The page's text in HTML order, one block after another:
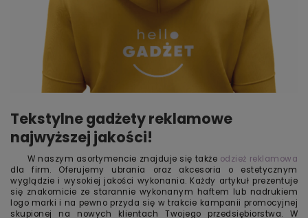
Tekstylne gadżety reklamowe
najwyższej jakości!
W naszym asortymencie znajduje się także odzież reklamowa
dla firm. Oferujemy ubrania oraz akcesoria o estetycznym
wyglądzie i wysokiej jakości wykonania. Każdy artykuł prezentuje
się znakomicie ze starannie wykonanym haftem lub nadrukiem
logo marki i na pewno przyda się w trakcie kampanii promocyjnej
skupionej na nowych klientach Twojego przedsiębiorstwa. W